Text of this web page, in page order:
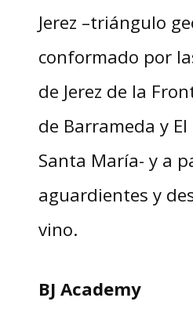
Jerez –triángulo
conformado por
de Jerez de la
de Barrameda y
Santa María- y a
aguardientes y
vino.
BJ Academy